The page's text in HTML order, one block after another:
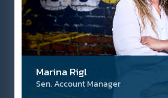
Marina Rigl
Sen. Account Manager